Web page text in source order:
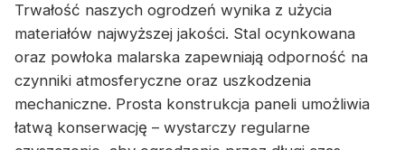
Trwałość naszych ogrodzeń wynika z użycia
materiałów najwyższej jakości. Stal ocynkowana
oraz powłoka malarska zapewniają odporność na
czynniki atmosferyczne oraz uszkodzenia
mechaniczne. Prosta konstrukcja paneli umożliwia
łatwą konserwację – wystarczy regularne